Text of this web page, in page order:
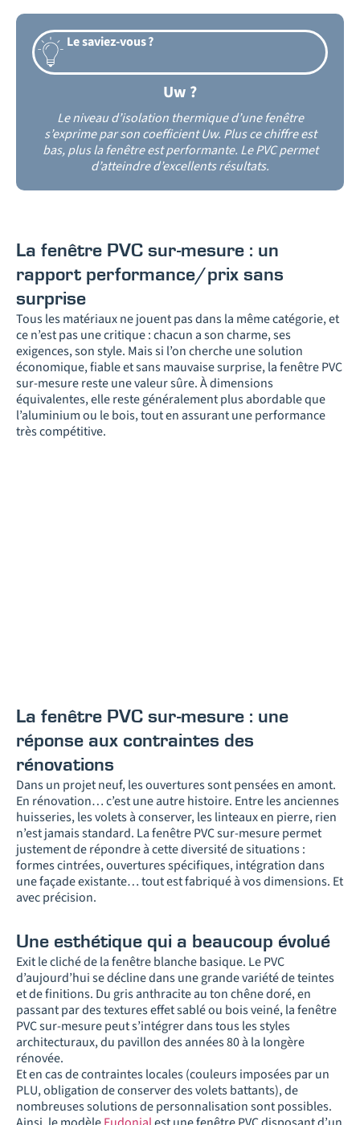
Le saviez-vous ?
Uw ?​
Le niveau d’isolation thermique d’une fenêtre
s’exprime par son coefficientUw. Plus ce chiffre est
bas, plus la fenêtre est performante. Le PVC permet
d’atteindre d’excellents résultats.
La fenêtre PVC sur-mesure : un
rapport performance/prix sans
surprise
Tous les matériaux ne jouent pas dans la même catégorie, et
ce n’est pas une critique : chacun a son charme, ses
exigences, son style. Mais si l’on cherche une solution
économique, fiable et sans mauvaise surprise, la fenêtre PVC
sur-mesure reste une valeur sûre. À dimensions
équivalentes, elle reste généralement plus abordable que
l’aluminium ou le bois, tout en assurant une performance
très compétitive.
La fenêtre PVC sur-mesure : une
réponse aux contraintes des
rénovations
Dans un projet neuf, les ouvertures sont pensées en amont.
En rénovation… c’est une autre histoire. Entre les anciennes
huisseries, les volets à conserver, les linteaux en pierre, rien
n’est jamais standard. La fenêtre PVC sur-mesure permet
justement de répondre à cette diversité de situations :
formes cintrées, ouvertures spécifiques, intégration dans
une façade existante… tout est fabriqué à vos dimensions. Et
avec précision.
Une esthétique qui a beaucoup évolué
Exit le cliché de la fenêtre blanche basique. Le PVC
d’aujourd’hui se décline dans une grande variété de teintes
et de finitions. Du gris anthracite au ton chêne doré, en
passant par des textures effet sablé ou bois veiné, la fenêtre
PVC sur-mesure peut s’intégrer dans tous les styles
architecturaux, du pavillon des années 80 à la longère
rénovée.
Et en cas de contraintes locales (couleurs imposées par un
PLU, obligation de conserver des volets battants), de
nombreuses solutions de personnalisation sont possibles.